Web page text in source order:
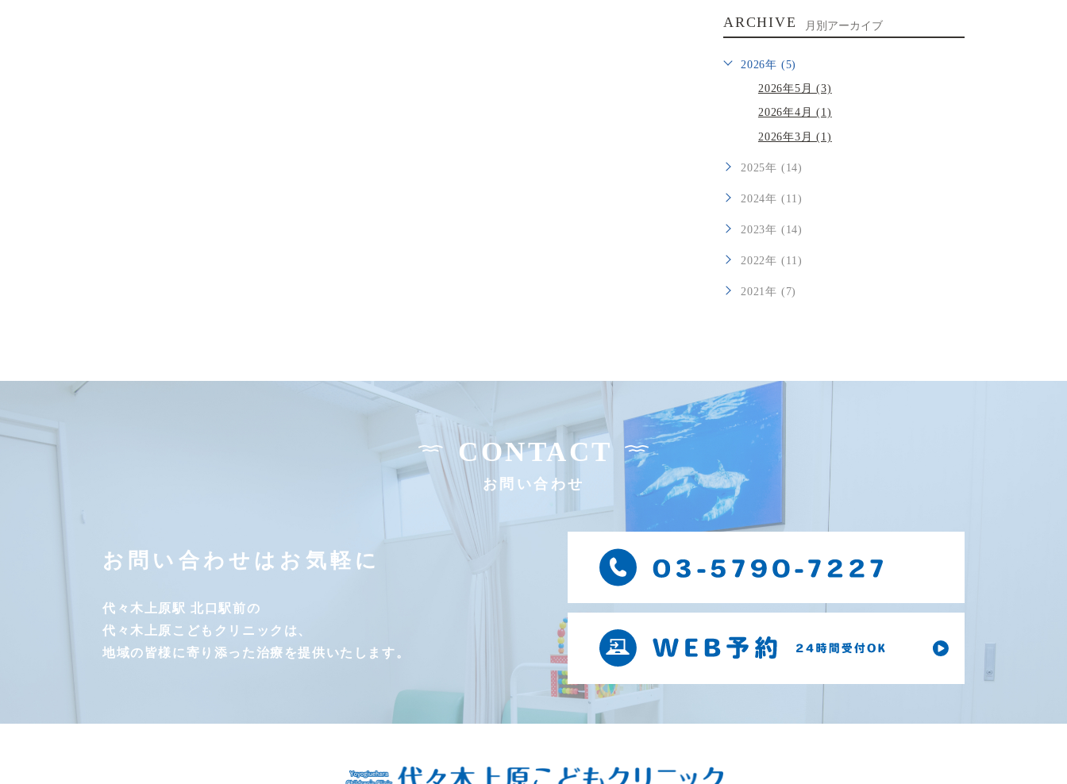
ARCHIVE 月別アーカイブ
2026年 (5)
2026年5月 (3)
2026年4月 (1)
2026年3月 (1)
2025年 (14)
2024年 (11)
2023年 (14)
2022年 (11)
2021年 (7)
CONTACT
お問い合わせ
お問い合わせはお気軽に
代々木上原駅 北口駅前の
代々木上原こどもクリニックは、
地域の皆様に寄り添った治療を提供いたします。